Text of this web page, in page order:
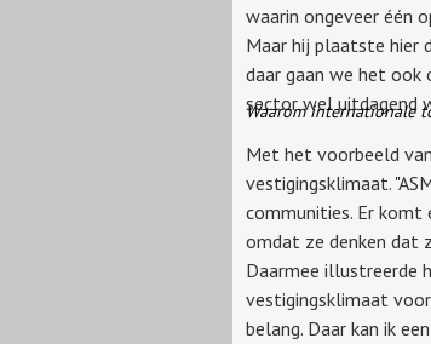
waarin ongeveer één
Maar hij plaatste hier
daar gaan we het ook
sector wel uitdagend
Waarom internationale
Met het voorbeeld
vestigingsklimaat.
communities. Er komt
omdat ze denken dat
Daarmee illustreerde
vestigingsklimaat
belang. Daar kan ik